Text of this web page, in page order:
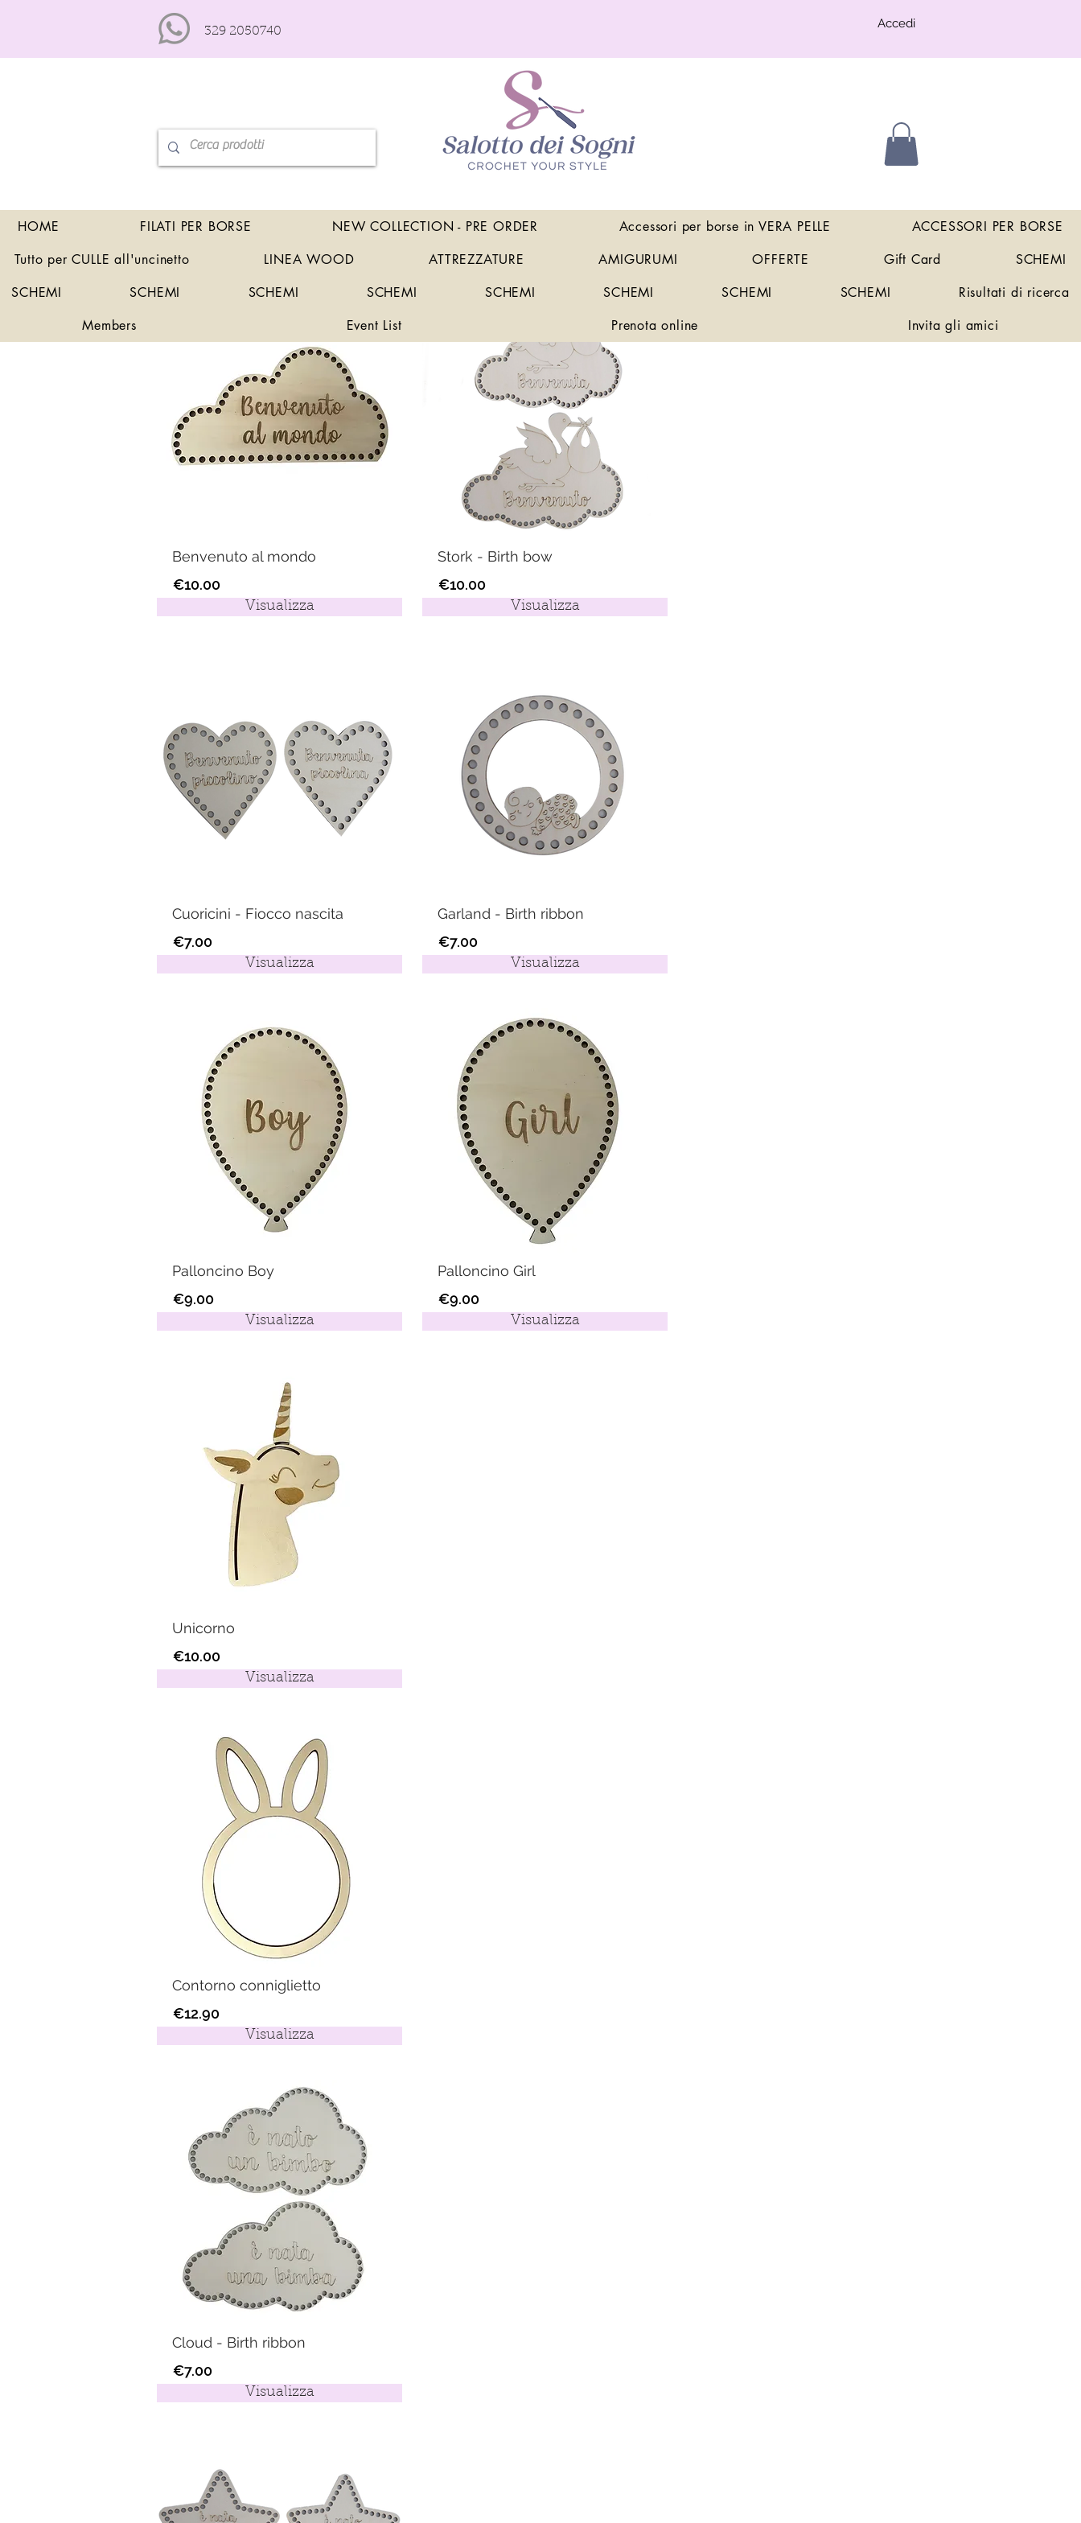
329 2050740
Accedi
Benvenuto al mondo
€10.00
Visualizza
Cuoricini - Fiocco nascita
€7.00
Visualizza
Palloncino Boy
€9.00
Visualizza
Unicorno
€10.00
Visualizza
Stork - Birth bow
€10.00
Visualizza
Garland - Birth ribbon
€7.00
Visualizza
Palloncino Girl
€9.00
Visualizza
Contorno conniglietto
€12.90
Visualizza
Cloud - Birth ribbon
€7.00
Visualizza
HOME FILATI PER BORSE NEW COLLECTION - PRE ORDER Accessori per borse in VERA PELLE
ACCESSORI PER BORSE
Tutto per CULLE all'uncinetto
LINEA WOOD ATTREZZATURE AMIGURUMI OFFERTE Gift Card
SCHEMI
SCHEMI
SCHEMI SCHEMI SCHEMI SCHEMI SCHEMI SCHEMI SCHEMI
Risultati di ricerca
Members
Event List Prenota online Invita gli amici